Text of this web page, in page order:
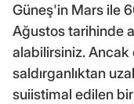
Güneş'in Mars ile
Ağustos tarihinde
alabilirsiniz. Ancak
saldırganlıktan
suiistimal edilen